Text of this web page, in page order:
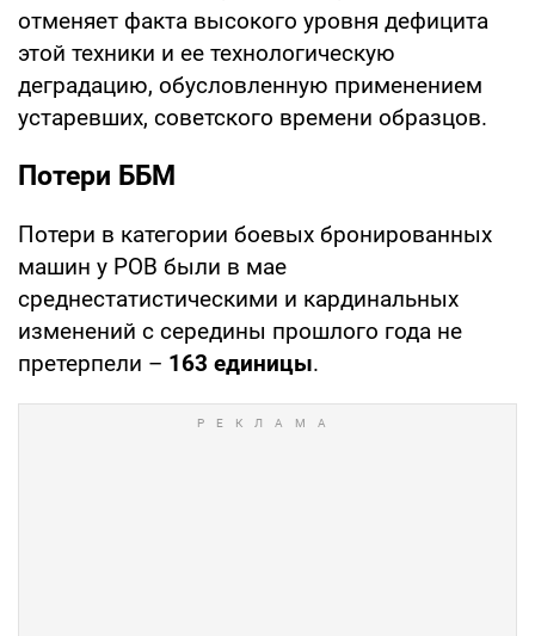
отменяет факта высокого уровня дефицита
этой техники и ее технологическую
деградацию, обусловленную применением
устаревших, советского времени образцов.
Потери ББМ
Потери в категории боевых бронированных
машин у РОВ были в мае
среднестатистическими и кардинальных
изменений с середины прошлого года не
претерпели – 163 единицы.